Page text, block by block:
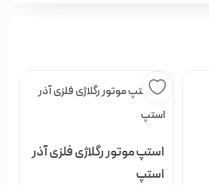
استپ موتور رگلاژی فلزی آذر
استپ